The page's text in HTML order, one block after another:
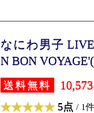
なにわ男子
N BON
送料無料
5点 / 1件